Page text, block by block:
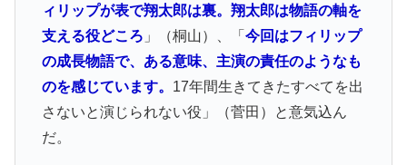
ィリップが表で翔太郎は裏。翔太郎は物語の軸を
支える役どころ 」（桐山）、「 今回はフィリップ
の成長物語で、ある意味、主演の責任のようなも
のを感じています。 17年間生きてきたすべてを出
さないと演じられない役」（菅田）と意気込ん
だ。